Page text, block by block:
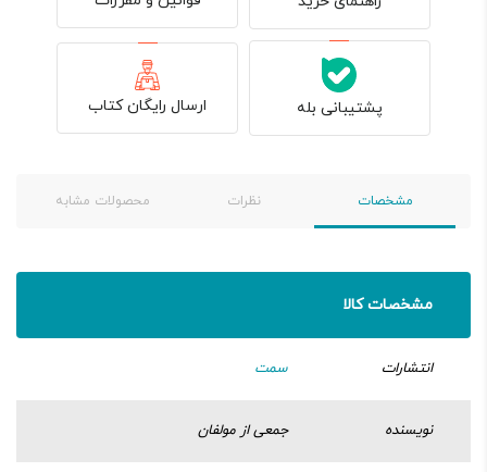
پشتیبانی بله ارسال رایگان کتاب
مشخصات نظرات محصولات مشابه
مشخصات کالا
انتشارات سمت
نویسنده جمعی از مولفان